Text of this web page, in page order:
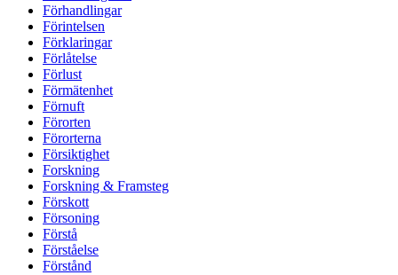
Förhandlingar
Förintelsen
Förklaringar
Förlåtelse
Förlust
Förmätenhet
Förnuft
Förorten
Förorterna
Försiktighet
Forskning
Forskning & Framsteg
Förskott
Försoning
Förstå
Förståelse
Förstånd